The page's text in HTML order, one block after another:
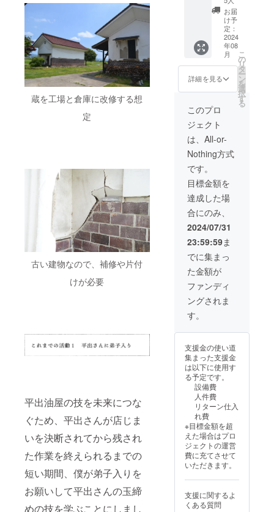
蔵を工場と倉庫に改修する想
定
古い建物なので、補修や片付
けが必要
平出油屋の技を未来につな
ぐため、平出さんが店じま
いを決断されてから残され
た作業を終えられるまでの
短い期間、僕が弟子入りを
お願いして平出さんの玉締
めの技を学ぶことにしまし
海））
■感謝の
気持ち
を込め
て、お
礼の
メッ
セージ
をお送
りしま
す。 ■
搾油施
設付近
のクラ
ウド
ファン
ディン
掲示板
にお名
前掲載
（希望
者の
み、匿
名可）
・掲載
期間：
事業が
存続す
る限り
・掲載
方法：
ズ 12ポ
イント
（50音
順） ・
支援
時、希
望の方
欄に掲
載を希
望され
るお名
前とふ
入くだ
さい。
にお名
前掲載
（希望
者の
み、匿
名可）
・掲載
期間：
事業が
存続す
る限り
・掲載
方法：
文字の
み、掲
載サイ
ズ 12ポ
（50音
順） ・
支援
時、希
望の方
は備考
欄に掲
載を希
望され
るお名
前とふ
りがな
をご記
入くだ
ト進捗
レポー
トメー
ルを毎
月送信
しま
す。
油） ・
「もめ
ん豆
腐」1丁
（ 原材
料:国産
大豆、
天然に
がり）
・「豆
幻郷」1
丁（ 原
材料:国
産青大
豆、天
然にが
り） ・
せ豆
腐」1丁
（ 原材
料:国産
青大
豆、天
然にが
り） ・
「白寄
せ豆
腐」1丁
（ 原材
料:国産
大豆、
るでプ
リン」1
個（ 原
材料:国
産青大
豆、天
然にが
「豆腐
の味噌
漬け」1
丁（原
材料:国
然にが
り、国
料理
付）
※2025
年10月
以降に
喜多方
市内で
開催 ・
支援者
様の交
通費や
滞在
費：支
援者様
の交通
費や滞
在費は
ご負担
くださ
い。 ・
支援者
様との
連絡方
法：詳
細は
メール
で連絡
しま
す。 ----
-----------
-----------
--- ■イ
ベン
ト・体
験会へ
の招待
券 １
枚 ■菜
合瓶
（330g)
２本 ■
感謝の
気持ち
礼の
メッ
順） ・
支援
時、希
望の方
は備考
欄に掲
載を希
るお名
前とふ
をご記
入くだ
さい。
■プロ
ジェク
ト進捗
トメー
ルを毎
月送信
しま
す。
コー
ス、30
万円
コー
ス、50
万円
ス、100
万円
とで同
じリ
ターン
内容に
なりま
す。 ■
み揚げ
物・豆
腐セッ
ト ・
「厚揚
げ」３
本入（
原材料:
国産大
豆、天
然にが
り、菜
種油）
・「生
（ 原材
料:国産
大豆、
天然に
がり、
菜種
油） ・
「もめ
ん豆
腐」1丁
（ 原材
料:国産
大豆、
天然に
がり）
・「豆
幻郷」1
丁（ 原
加物等
の食品
表示は
お届け
商品の
ラベル
に表記
されま
前には
届けの
リター
ンに貼
付され
ルや注
意書き
をご確
認くだ
さい。
※このプ
万円
コー
ス、10
万円
コー
ス、30
万円
万円
コー
ス、100
万円
コース
とで同
じリ
ターン
内容に
なりま
す。 ■
お楽し
み揚げ
物・豆
腐セッ
ト ・
「厚揚
げ」３
本入（
でプリ
ン」、
「豆腐
の味噌
け」、
「五島
の自然
。発送
は、ク
ラウド
ファン
ディン
グ終了
内。
クール
便なの
で、お
受け取
りの日
程を
メール
で相談
させて
いただ
きま
す。 ※
加物等
の食品
表示は
お届け
商品の
ラベル
に表記
されま
す。 商
品開封
前には
必ずお
届けの
リター
ンに貼
付され
ルや注
意書き
げ」、
2024年
度東北
豆腐品
評会 金
賞（木
綿豆腐
部門）
の「も
めん豆
腐」、
同じく
金賞
（充填
豆腐部
門）の
万円か
らは、
それに
加えて
「青寄
せ豆
腐」、
「白寄
せ豆
腐」、
「まる
でプリ
ン」、
漬
「五島
の自然
海塩
100g」
。発送
は最初
の10
の発送
完了後
の2024
年内。
クール
便なの
受け取
りの日
揚げ
物・豆
腐セッ
ト 10
万円
コース
最後の
平出油
を使用
した
「厚揚
げ」、
「生揚
げ」、
2024年
度東北
賞（木
綿豆腐
部門）
の「も
めん豆
腐」、
同じく
金賞
（充填
豆腐部
門）の
「豆幻
郷」。5
それに
「青寄
せ豆
腐」、
「白寄
せ豆
腐」、
「まる
ン」、
「豆腐
の味噌
漬
け」、
「五島
海塩
100g」
お届
け予
定：
2024
年08
月
詳細を見る
こ
の
リ
タ
ー
ン
を
選
択
す
る
このプロ
ジェクト
は、All-or-
Nothing方式
です。
目標金額を
達成した場
合にのみ、
2024/07/31
23:59:59ま
でに集まっ
た金額が
ファンディ
ングされま
す。
支援金の使い道
集まった支援金
は以下に使用す
る予定です。
設備費
人件費
リターン仕入
れ費
※目標金額を超
えた場合はプロ
ジェクトの運営
費に充てさせて
いただきます。
支援に関するよ
くある質問